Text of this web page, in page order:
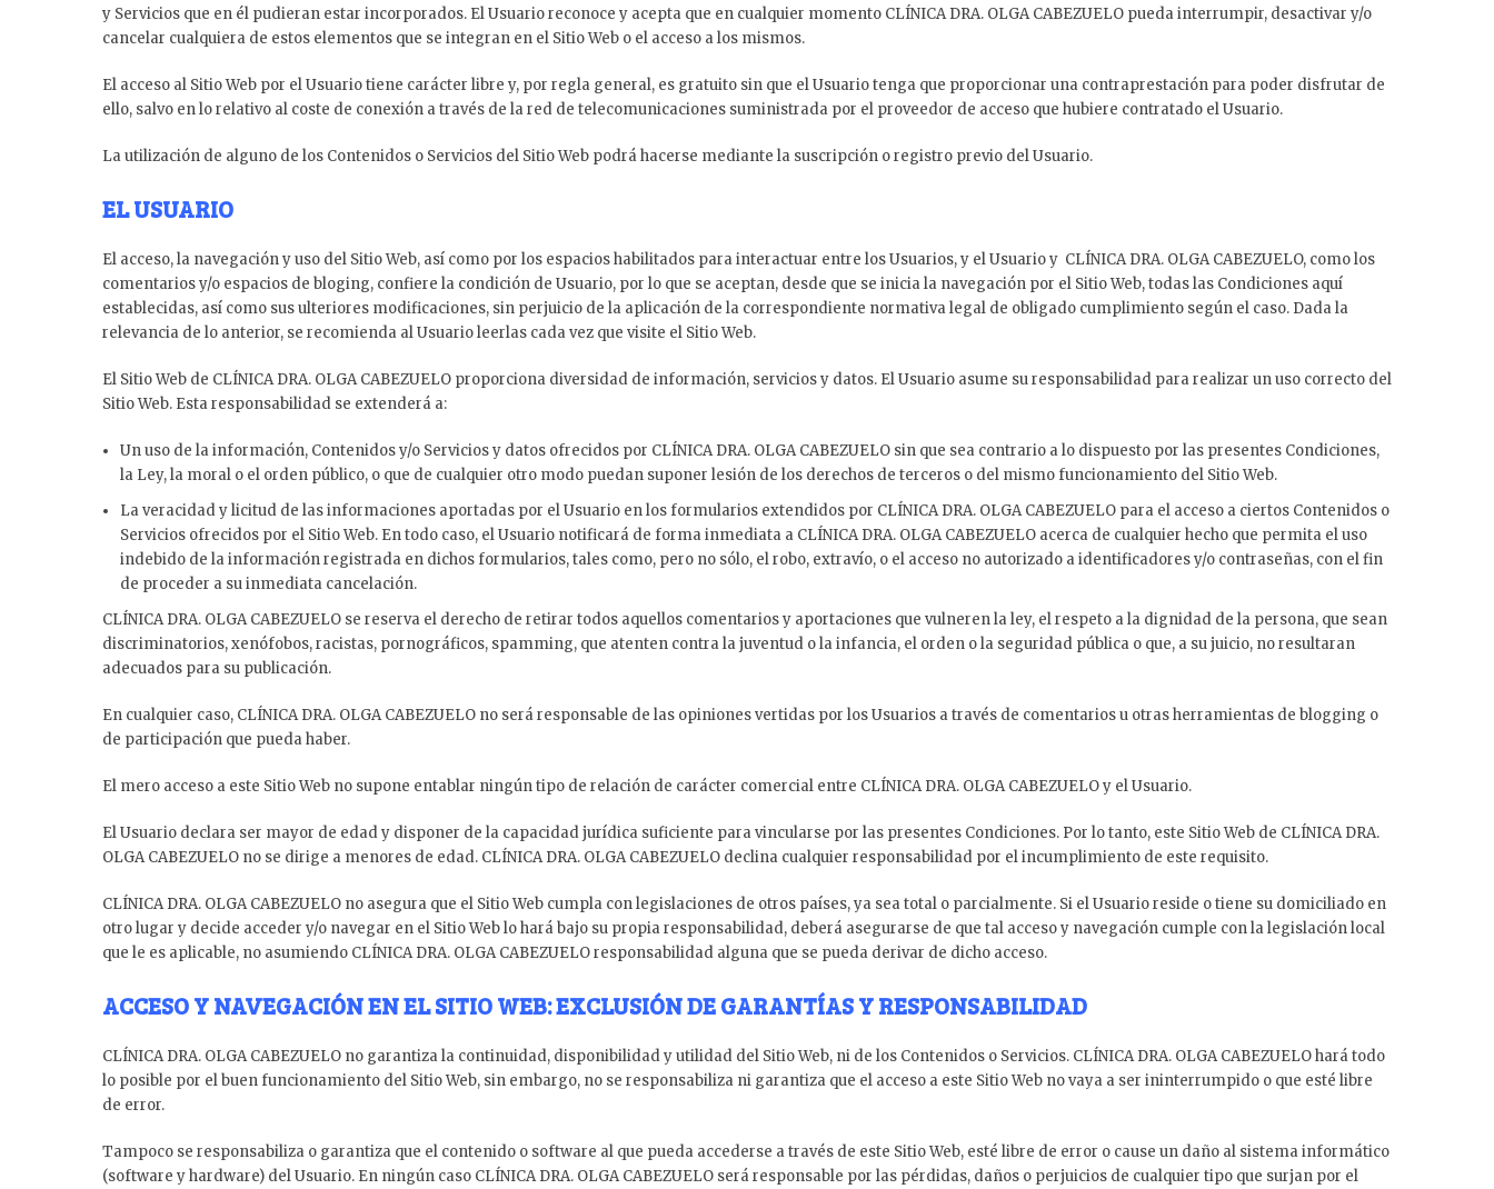
y Servicios que en él pudieran estar incorporados. El Usuario reconoce y acepta que en cualquier momento CLÍNICA DRA. OLGA CABEZUELO pueda interrumpir, desactivar y/o
cancelar cualquiera de estos elementos que se integran en el Sitio Web o el acceso a los mismos.
El acceso al Sitio Web por el Usuario tiene carácter libre y, por regla general, es gratuito sin que el Usuario tenga que proporcionar una contraprestación para poder disfrutar de
ello, salvo en lo relativo al coste de conexión a través de la red de telecomunicaciones suministrada por el proveedor de acceso que hubiere contratado el Usuario.
La utilización de alguno de los Contenidos o Servicios del Sitio Web podrá hacerse mediante la suscripción o registro previo del Usuario.
EL USUARIO
El acceso, la navegación y uso del Sitio Web, así como por los espacios habilitados para interactuar entre los Usuarios, y el Usuario y CLÍNICA DRA. OLGA CABEZUELO, como los
comentarios y/o espacios de bloging, confiere la condición de Usuario, por lo que se aceptan, desde que se inicia la navegación por el Sitio Web, todas las Condiciones aquí
establecidas, así como sus ulteriores modificaciones, sin perjuicio de la aplicación de la correspondiente normativa legal de obligado cumplimiento según el caso. Dada la
relevancia de lo anterior, se recomienda al Usuario leerlas cada vez que visite el Sitio Web.
El Sitio Web de CLÍNICA DRA. OLGA CABEZUELO proporciona diversidad de información, servicios y datos. El Usuario asume su responsabilidad para realizar un uso correcto del
Sitio Web. Esta responsabilidad se extenderá a:
Un uso de la información, Contenidos y/o Servicios y datos ofrecidos por CLÍNICA DRA. OLGA CABEZUELO sin que sea contrario a lo dispuesto por las presentes Condiciones,
la Ley, la moral o el orden público, o que de cualquier otro modo puedan suponer lesión de los derechos de terceros o del mismo funcionamiento del Sitio Web.
La veracidad y licitud de las informaciones aportadas por el Usuario en los formularios extendidos por CLÍNICA DRA. OLGA CABEZUELO para el acceso a ciertos Contenidos o
Servicios ofrecidos por el Sitio Web. En todo caso, el Usuario notificará de forma inmediata a CLÍNICA DRA. OLGA CABEZUELO acerca de cualquier hecho que permita el uso
indebido de la información registrada en dichos formularios, tales como, pero no sólo, el robo, extravío, o el acceso no autorizado a identificadores y/o contraseñas, con el fin
de proceder a su inmediata cancelación.
CLÍNICA DRA. OLGA CABEZUELO se reserva el derecho de retirar todos aquellos comentarios y aportaciones que vulneren la ley, el respeto a la dignidad de la persona, que sean
discriminatorios, xenófobos, racistas, pornográficos, spamming, que atenten contra la juventud o la infancia, el orden o la seguridad pública o que, a su juicio, no resultaran
adecuados para su publicación.
En cualquier caso, CLÍNICA DRA. OLGA CABEZUELO no será responsable de las opiniones vertidas por los Usuarios a través de comentarios u otras herramientas de blogging o
de participación que pueda haber.
El mero acceso a este Sitio Web no supone entablar ningún tipo de relación de carácter comercial entre CLÍNICA DRA. OLGA CABEZUELO y el Usuario.
El Usuario declara ser mayor de edad y disponer de la capacidad jurídica suficiente para vincularse por las presentes Condiciones. Por lo tanto, este Sitio Web de CLÍNICA DRA.
OLGA CABEZUELO no se dirige a menores de edad. CLÍNICA DRA. OLGA CABEZUELO declina cualquier responsabilidad por el incumplimiento de este requisito.
CLÍNICA DRA. OLGA CABEZUELO no asegura que el Sitio Web cumpla con legislaciones de otros países, ya sea total o parcialmente. Si el Usuario reside o tiene su domiciliado en
otro lugar y decide acceder y/o navegar en el Sitio Web lo hará bajo su propia responsabilidad, deberá asegurarse de que tal acceso y navegación cumple con la legislación local
que le es aplicable, no asumiendo CLÍNICA DRA. OLGA CABEZUELO responsabilidad alguna que se pueda derivar de dicho acceso.
ACCESO Y NAVEGACIÓN EN EL SITIO WEB: EXCLUSIÓN DE GARANTÍAS Y RESPONSABILIDAD
CLÍNICA DRA. OLGA CABEZUELO no garantiza la continuidad, disponibilidad y utilidad del Sitio Web, ni de los Contenidos o Servicios. CLÍNICA DRA. OLGA CABEZUELO hará todo
lo posible por el buen funcionamiento del Sitio Web, sin embargo, no se responsabiliza ni garantiza que el acceso a este Sitio Web no vaya a ser ininterrumpido o que esté libre
de error.
Tampoco se responsabiliza o garantiza que el contenido o software al que pueda accederse a través de este Sitio Web, esté libre de error o cause un daño al sistema informático
(software y hardware) del Usuario. En ningún caso CLÍNICA DRA. OLGA CABEZUELO será responsable por las pérdidas, daños o perjuicios de cualquier tipo que surjan por el